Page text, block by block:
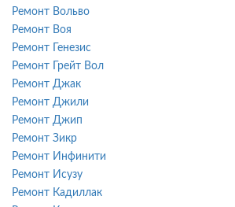
Ремонт Вольво
Ремонт Воя
Ремонт Генезис
Ремонт Грейт Вол
Ремонт Джак
Ремонт Джили
Ремонт Джип
Ремонт Зикр
Ремонт Инфинити
Ремонт Исузу
Ремонт Кадиллак